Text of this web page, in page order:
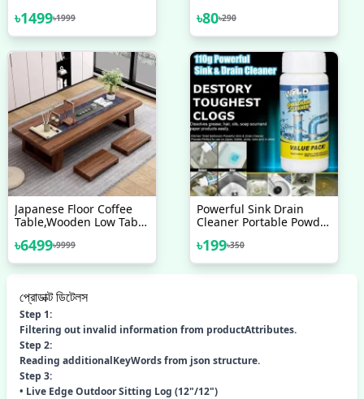
৳1499৳1999 ৳80৳290
Japanese Floor Coffee
Table,Wooden Low Table
Floor,Low Altar Table For
Meditation,chabudai
Table For Living
৳6499৳9999
Powerful Sink Drain
Cleaner Portable Powder
Clog Remover
৳199৳350
প্রোডাক্ট ডিটেলস
Step 1:
Filtering out invalid information from productAttributes.
Step 2:
Reading additionalKeyWords from json structure.
Step 3:
• Live Edge Outdoor Sitting Log (12"/12")